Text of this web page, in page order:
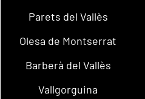
Parets del Vallès
Olesa de Montserrat
Barberà del Vallès
Vallgorguina